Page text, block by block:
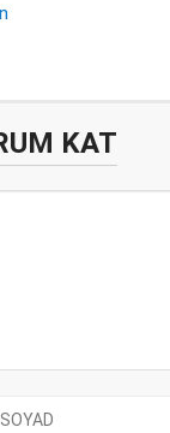
KAT